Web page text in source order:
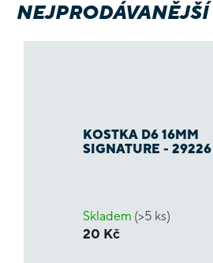
NEJPRODÁVANĚJŠÍ
KOSTKA D6 16MM
SIGNATURE - 29226
Skladem (>5 ks)
20 Kč